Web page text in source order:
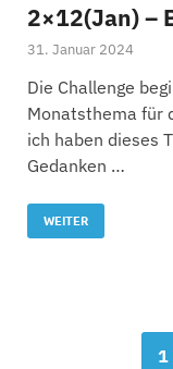
2×12(Jan) –
31. Januar 2024
Die Challenge
Monatsthema für
ich haben dieses
Gedanken …
WEITER
1